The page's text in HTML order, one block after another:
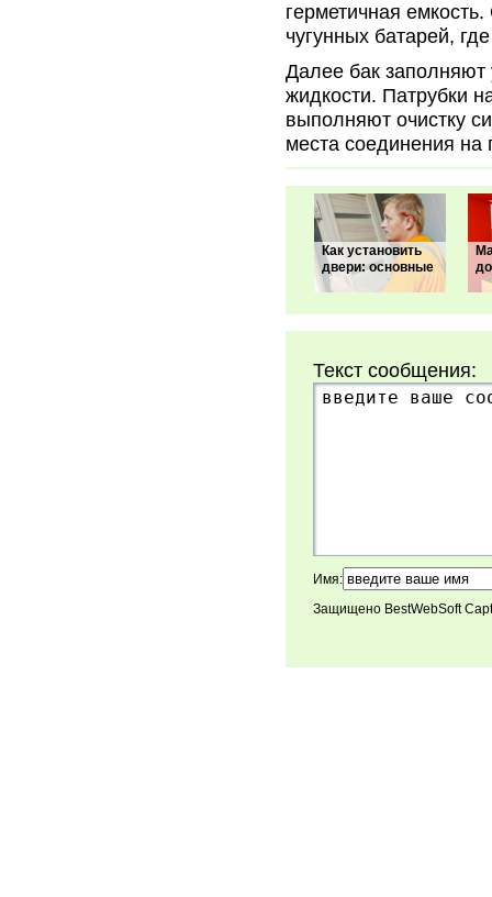
герметичная
чугунных батарей,
Далее бак заполняют
жидкости. Патрубки
выполняют очистку
места соединения на
Как установить
двери: основные
Текст сообщения:
Имя:
Защищено BestWebSoft